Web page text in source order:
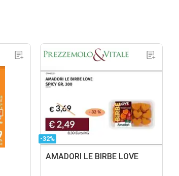
-32%
AMADORI LE BIRBE LOVE